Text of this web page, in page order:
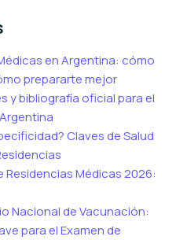
en Argentina: cómo
prepararte mejor
y bibliografía oficial para el
Claves de Salud
Residencias Médicas 2026:
Nacional de Vacunación:
para el Examen de